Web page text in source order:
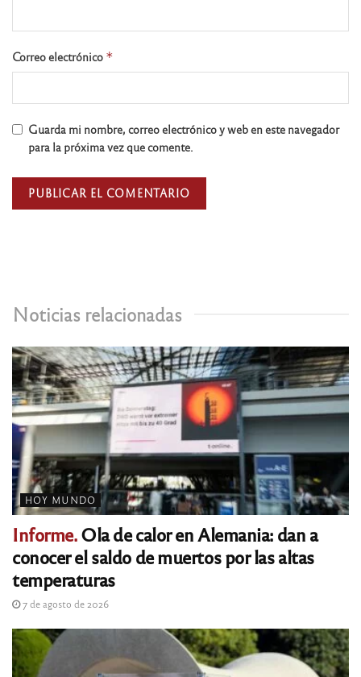
Noticias relacionadas
HOY MUNDO
Informe.Ola de calor en Alemania: dan a
conocer el saldo de muertos por las altas
temperaturas
7 de agosto de 2026
Correo electrónico *
Guarda mi nombre, correo electrónico y web en este navegador
para la próxima vez que comente.